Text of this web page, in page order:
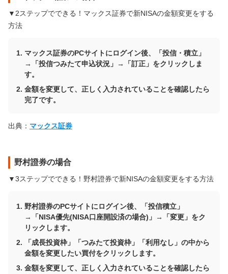
▼2ステップでできる！マックス証券で新NISAの金額変更をする
方法
マックス証券のPCサイトにログイン後、「投信・積立」
→「投信つみたて申込状況」→「訂正」をクリックしま
す。
金額を変更して、正しく入力されていることを確認したら
完了です。
出典： マックス証券
野村證券の場合
▼3ステップでできる！野村證券で新NISAの金額変更をする方法
野村證券のPCサイトにログイン後、「投信積立」
→「NISA優先(NISA口座開設済の場合)」→「変更」をク
リックします。
「成長投資枠」「つみたて投資枠」「利用なし」の中から
金額を変更したい買付をクリックします。
金額を変更して、正しく入力されていることを確認したら